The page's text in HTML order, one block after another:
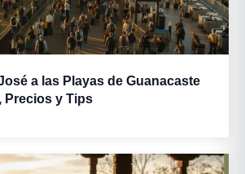
a las Playas de Guanacaste
Precios y Tips